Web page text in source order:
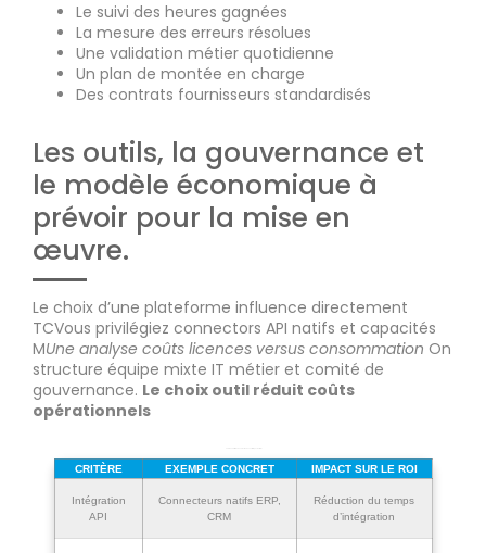
Le suivi des heures gagnées
La mesure des erreurs résolues
Une validation métier quotidienne
Un plan de montée en charge
Des contrats fournisseurs standardisés
Les outils, la gouvernance et
le modèle économique à
prévoir pour la mise en
œuvre.
Le choix d’une plateforme influence directement
TCVous privilégiez connectors API natifs et capacités
MUne analyse coûts licences versus consommation On
structure équipe mixte IT métier et comité de
gouvernance. Le choix outil réduit coûts
opérationnels
CRITÈRE EXEMPLE CONCRET IMPACT SUR LE ROI
Intégration
API
Connecteurs natifs ERP,
CRM
Réduction du temps
d’intégration